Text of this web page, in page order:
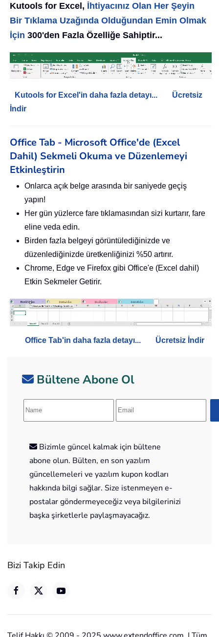
Kutools for Excel, İhtiyacınız Olan Her Şeyin
Bir Tıklama Uzağında Olduğundan Emin Olmak
İçin 300'den Fazla Özelliğe Sahiptir...
Kutools for Excel'in daha fazla detayı...
Ücretsiz
İndir
Office Tab - Microsoft Office'de (Excel
Dahil) Sekmeli Okuma ve Düzenlemeyi
Etkinleştirin
Onlarca açık belge arasında bir saniyede geçiş
yapın!
Her gün yüzlerce fare tıklamasından sizi kurtarır, fare
eline veda edin.
Birden fazla belgeyi görüntülediğinizde ve
düzenlediğinizde üretkenliğinizi %50 artırır.
Chrome, Edge ve Firefox gibi Office'e (Excel dahil)
Etkin Sekmeler Getirir.
Office Tab'in daha fazla detayı... Ücretsiz İndir
Bültene Abone Ol
Bizimle güncel kalmak için bültene
abone olun. Bülten, en son yazılım
güncellemeleri ve yazılım kupon kodları
hakkında bilgi sağlar. Size istenmeyen e-
postalar göndermeyeceğiz veya bilgilerinizi
başka şirketlerle paylaşmayacağız.
Bizi Takip Edin